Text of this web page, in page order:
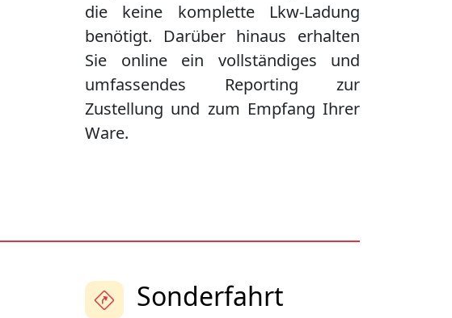
die keine komplette Lkw-Ladung
benötigt. Darüber hinaus erhalten
Sie online ein vollständiges und
umfassendes Reporting zur
Zustellung und zum Empfang Ihrer
Ware.
Sonderfahrt